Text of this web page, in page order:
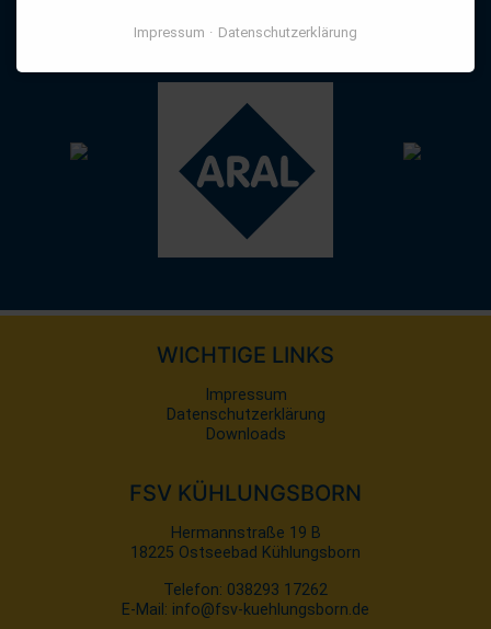
WICHTIGE LINKS
Navigation
überspringen
Impressum
Datenschutzerklärung
Downloads
FSV KÜHLUNGSBORN
Hermannstraße 19 B
18225 Ostseebad Kühlungsborn
Telefon: 038293 17262
E-Mail: info@fsv-kuehlungsborn.de
Impressum Datenschutzerklärung